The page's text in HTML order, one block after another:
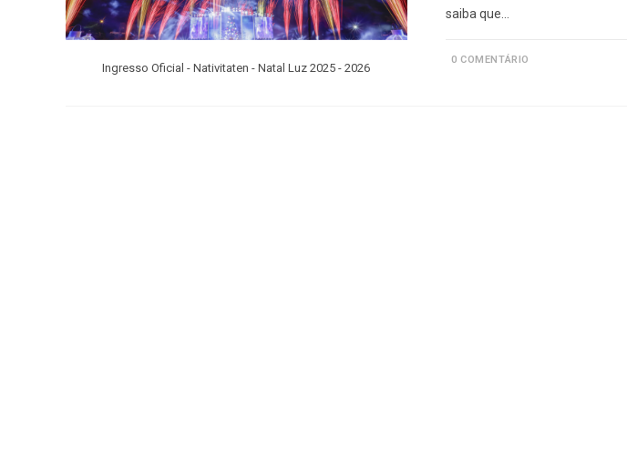
Ingresso Oficial - Nativitaten - Natal Luz 2025 - 2026
saiba que…
0 COMENTÁRIO